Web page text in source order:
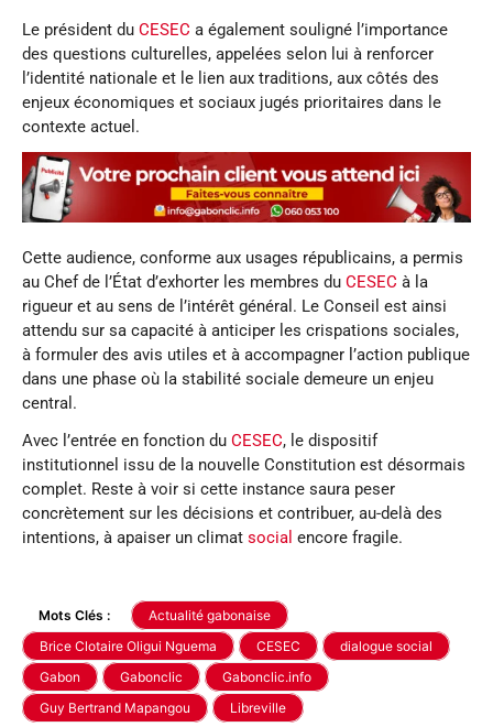
Le président du CESEC a également souligné l’importance
des questions culturelles, appelées selon lui à renforcer
l’identité nationale et le lien aux traditions, aux côtés des
enjeux économiques et sociaux jugés prioritaires dans le
contexte actuel.
Cette audience, conforme aux usages républicains, a permis
au Chef de l’État d’exhorter les membres du CESEC à la
rigueur et au sens de l’intérêt général. Le Conseil est ainsi
attendu sur sa capacité à anticiper les crispations sociales,
à formuler des avis utiles et à accompagner l’action publique
dans une phase où la stabilité sociale demeure un enjeu
central.
Avec l’entrée en fonction du CESEC, le dispositif
institutionnel issu de la nouvelle Constitution est désormais
complet. Reste à voir si cette instance saura peser
concrètement sur les décisions et contribuer, au-delà des
intentions, à apaiser un climat social encore fragile.
Mots Clés :
Actualité gabonaise
Brice Clotaire Oligui Nguema
CESEC
dialogue social
Gabon
Gabonclic
Gabonclic.info
Guy Bertrand Mapangou
Libreville